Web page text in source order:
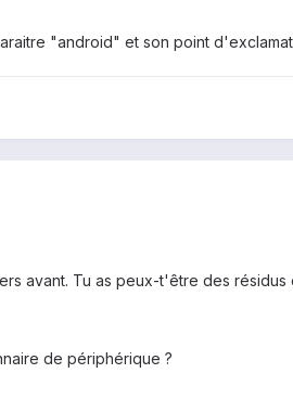
"android" et son point
avant. Tu as peux-t'être des
de périphérique ?